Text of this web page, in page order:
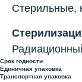
Стерильные,
Срок годности
Единичная упаковка
Транспортная упаковка